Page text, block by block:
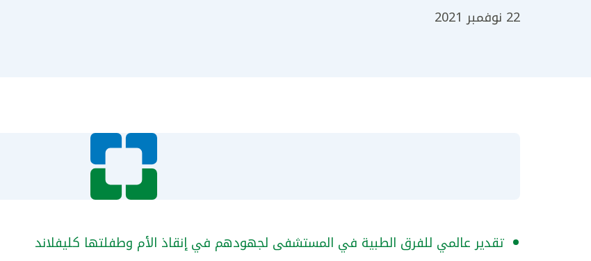
22 نوفمبر 2021
تقدير عالمي للفرق الطبية في المستشفى لجهودهم في إنقاذ الأم وطفلتها كليفلاند